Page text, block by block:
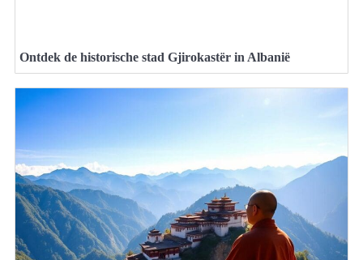
Ontdek de historische stad Gjirokastër in Albanië